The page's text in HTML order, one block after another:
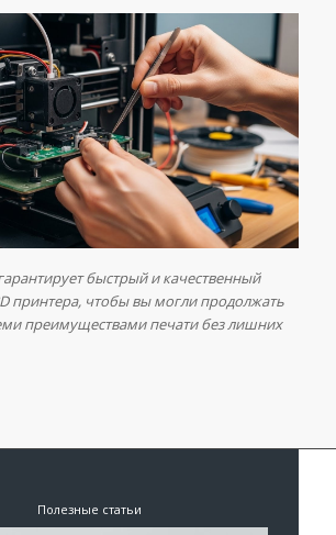
быстрый и качественный
принтера, чтобы вы могли продолжать
преимуществами печати без лишних
Полезные статьи